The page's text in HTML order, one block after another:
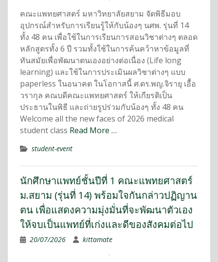
คณะแพทยศาสตร์ มหาวิทยาลัยสยาม จัดพิธีมอบ
อุปกรณ์สำหรับการเรียนรู้ให้กับน้องๆ นศพ. รุ่นที่ 14
ทั้ง 48 คน เพื่อใช้ในการเรียนการสอนวิชาต่างๆ ตลอด
หลักสูตรทั้ง 6 ปี รวมทั้งใช้ในการค้นคว้าหาข้อมูลที่
ทันสมัยเพื่อพัฒนาตนเองอย่างต่อเนื่อง (Life long
learning) และใช้ในการประเมินผลวิชาต่างๆ แบบ
paperless ในอนาคต ในโอกาสนี้ ศ.ดร.พญ.จิรายุ เอื้อ
วรากุล คณบดีคณะแพทยศาสตร์ ให้เกียรติเป็น
ประธานในพิธี และถ่ายรูปร่วมกับน้องๆ ทั้ง 48 คน
Welcome all the new faces of 2026 medical
student class Read More …
student-event
นักศึกษาแพทย์ชั้นปีที่ 1 คณะแพทยศาสตร์
ม.สยาม (รุ่นที่ 14) พร้อมใจกันกล่าวปฏิญาน
ตน เพื่อแสดงความมุ่งมั่นที่จะพัฒนาตัวเอง
ให้จบเป็นแพทย์ที่เก่งและดีของสังคมต่อไป
20/07/2026 kittamate